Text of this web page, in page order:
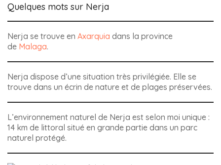
Quelques mots sur Nerja
Nerja se trouve en Axarquia dans la province
de Malaga.
Nerja dispose d’une situation très privilégiée. Elle se
trouve dans un écrin de nature et de plages préservées.
L’environnement naturel de Nerja est selon moi unique :
14 km de littoral situé en grande partie dans un parc
naturel protégé.